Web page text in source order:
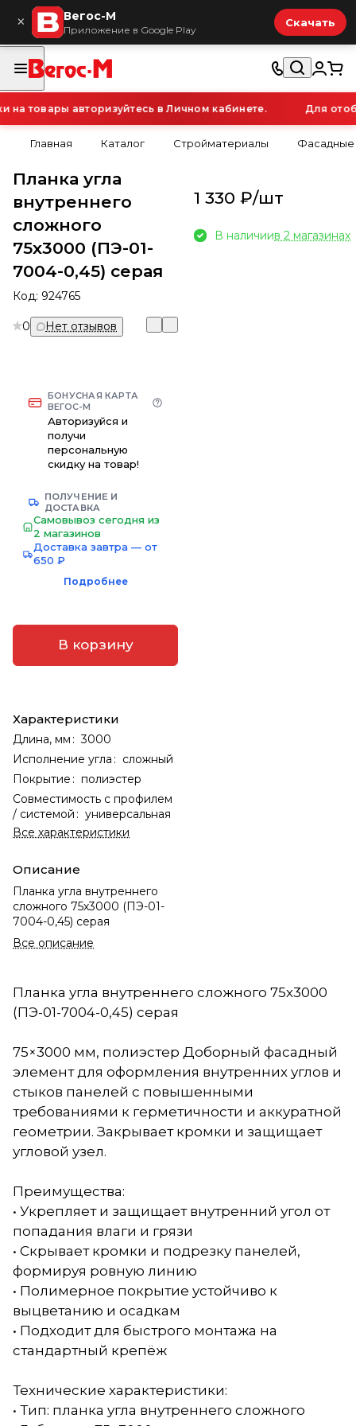
× Вегос-М
Приложение в Google Play
Скачать
товары авторизуйтесь в Личном кабинете. Для
Главная Каталог Стройматериалы Фасадные
Планка угла
внутреннего
сложного
75х3000 (ПЭ-01-
7004-0,45) серая
Код: 924765
0 Нет отзывов
БОНУСНАЯ КАРТА
ВЕГОС-М
Авторизуйся и
получи
персональную
скидку на товар!
ПОЛУЧЕНИЕ И
ДОСТАВКА
Самовывоз сегодня из
2 магазинов
Доставка завтра — от
650 ₽
Подробнее
В корзину
Характеристики
Длина, мм : 3000
Исполнение угла : сложный
Покрытие : полиэстер
Совместимость с профилем
/ системой : универсальная
Все характеристики
Описание
Планка угла внутреннего
сложного 75х3000 (ПЭ-01-
7004-0,45) серая
Все описание
1 330 ₽/шт
В наличиив 2 магазинах
Планка угла внутреннего сложного 75х3000
(ПЭ-01-7004-0,45) серая
75×3000 мм, полиэстер Доборный фасадный
элемент для оформления внутренних углов и
стыков панелей с повышенными
требованиями к герметичности и аккуратной
геометрии. Закрывает кромки и защищает
угловой узел.
Преимущества:
• Укрепляет и защищает внутренний угол от
попадания влаги и грязи
• Скрывает кромки и подрезку панелей,
формируя ровную линию
• Полимерное покрытие устойчиво к
выцветанию и осадкам
• Подходит для быстрого монтажа на
стандартный крепёж
Технические характеристики:
• Тип: планка угла внутреннего сложного